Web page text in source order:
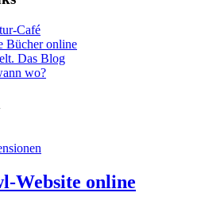
Café
Bücher online
Das Blog
wo?
Website online